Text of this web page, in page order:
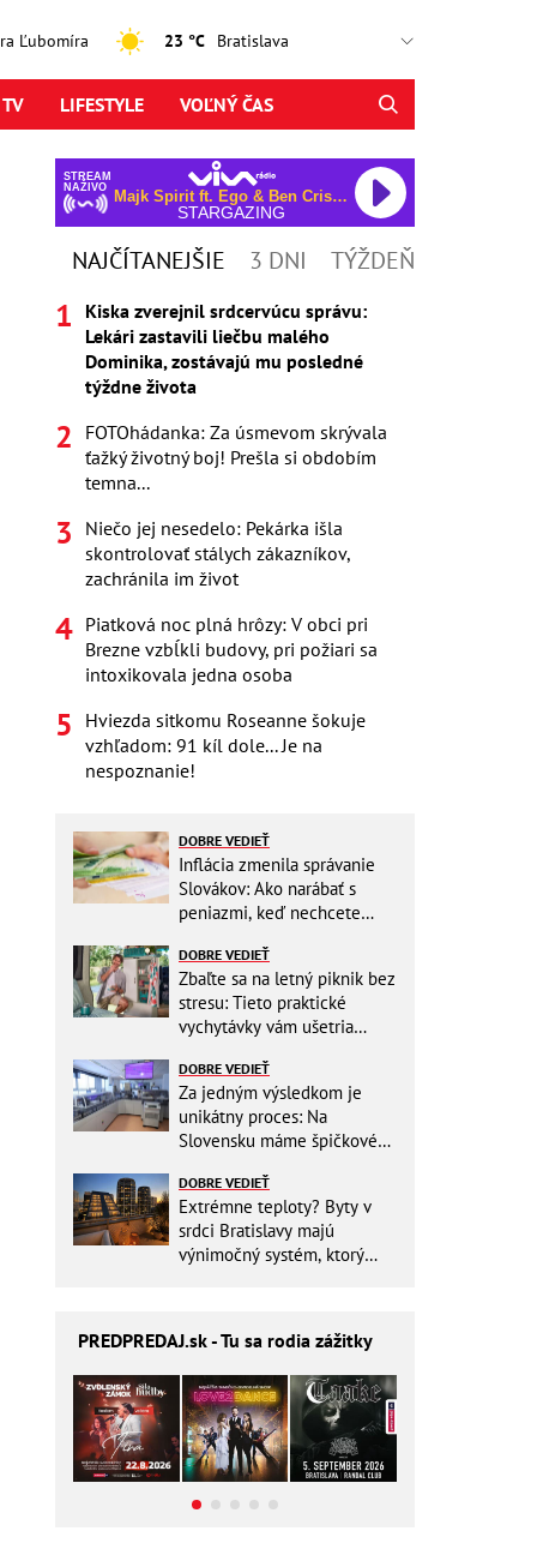
Ľubomíra 23 °C
LIFESTYLE VOĽNÝ ČAS
STREAM
NAŽIVO
Majk Spirit ft. Ego & Ben Cristovao
STARGAZING
NAJČÍTANEJŠIE 3 DNI TÝŽDEŇ
Kiska zverejnil srdcervúcu správu:
Lekári zastavili liečbu malého
Dominika, zostávajú mu posledné
týždne života
FOTOhádanka: Za úsmevom skrývala
ťažký životný boj! Prešla si obdobím
temna...
Niečo jej nesedelo: Pekárka išla
skontrolovať stálych zákazníkov,
zachránila im život
Piatková noc plná hrôzy: V obci pri
Brezne vzbĺkli budovy, pri požiari sa
intoxikovala jedna osoba
Hviezda sitkomu Roseanne šokuje
vzhľadom: 91 kíl dole... Je na
nespoznanie!
DOBRE VEDIEŤ
Inflácia zmenila správanie
Slovákov: Ako narábať s
peniazmi, keď nechcete
DOBRE VEDIEŤ
Zbaľte sa na letný piknik bez
stresu: Tieto praktické
vychytávky vám ušetria
DOBRE VEDIEŤ
Za jedným výsledkom je
unikátny proces: Na
Slovensku máme špičkové
DOBRE VEDIEŤ
Extrémne teploty? Byty v
srdci Bratislavy majú
výnimočný systém, ktorý
PREDPREDAJ.sk - Tu sa rodia zážitky